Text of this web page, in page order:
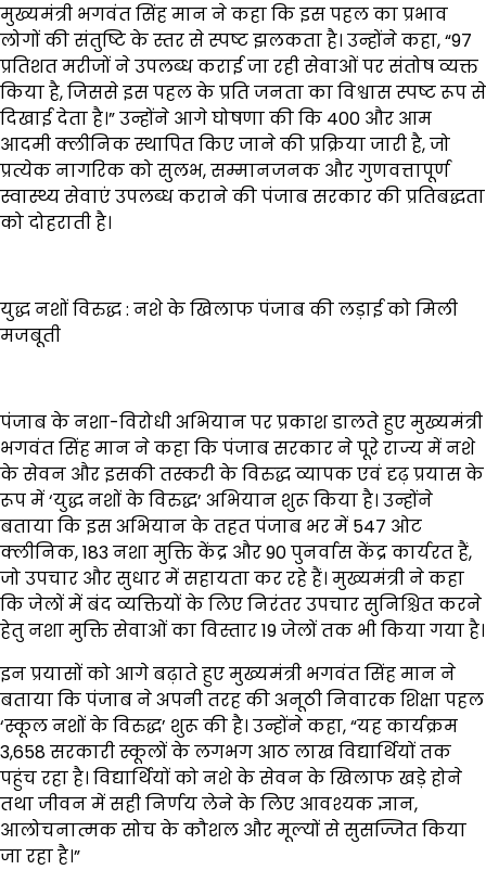
मुख्यमंत्री भगवंत सिंह मान ने कहा कि इस पहल का प्रभाव
लोगों की संतुष्टि के स्तर से स्पष्ट झलकता है। उन्होंने कहा, “97
प्रतिशत मरीजों ने उपलब्ध कराई जा रही सेवाओं पर संतोष व्यक्त
किया है, जिससे इस पहल के प्रति जनता का विश्वास स्पष्ट रूप से
दिखाई देता है।” उन्होंने आगे घोषणा की कि 400 और आम
आदमी क्लीनिक स्थापित किए जाने की प्रक्रिया जारी है, जो
प्रत्येक नागरिक को सुलभ, सम्मानजनक और गुणवत्तापूर्ण
स्वास्थ्य सेवाएं उपलब्ध कराने की पंजाब सरकार की प्रतिबद्धता
को दोहराती है।
युद्ध नशों विरुद्ध : नशे के खिलाफ पंजाब की लड़ाई को मिली
मजबूती
पंजाब के नशा-विरोधी अभियान पर प्रकाश डालते हुए मुख्यमंत्री
भगवंत सिंह मान ने कहा कि पंजाब सरकार ने पूरे राज्य में नशे
के सेवन और इसकी तस्करी के विरुद्ध व्यापक एवं दृढ़ प्रयास के
रूप में ‘युद्ध नशों के विरुद्ध’ अभियान शुरू किया है। उन्होंने
बताया कि इस अभियान के तहत पंजाब भर में 547 ओट
क्लीनिक, 183 नशा मुक्ति केंद्र और 90 पुनर्वास केंद्र कार्यरत हैं,
जो उपचार और सुधार में सहायता कर रहे हैं। मुख्यमंत्री ने कहा
कि जेलों में बंद व्यक्तियों के लिए निरंतर उपचार सुनिश्चित करने
हेतु नशा मुक्ति सेवाओं का विस्तार 19 जेलों तक भी किया गया है।
इन प्रयासों को आगे बढ़ाते हुए मुख्यमंत्री भगवंत सिंह मान ने
बताया कि पंजाब ने अपनी तरह की अनूठी निवारक शिक्षा पहल
‘स्कूल नशों के विरुद्ध’ शुरू की है। उन्होंने कहा, “यह कार्यक्रम
3,658 सरकारी स्कूलों के लगभग आठ लाख विद्यार्थियों तक
पहुंच रहा है। विद्यार्थियों को नशे के सेवन के खिलाफ खड़े होने
तथा जीवन में सही निर्णय लेने के लिए आवश्यक ज्ञान,
आलोचनात्मक सोच के कौशल और मूल्यों से सुसज्जित किया
जा रहा है।”